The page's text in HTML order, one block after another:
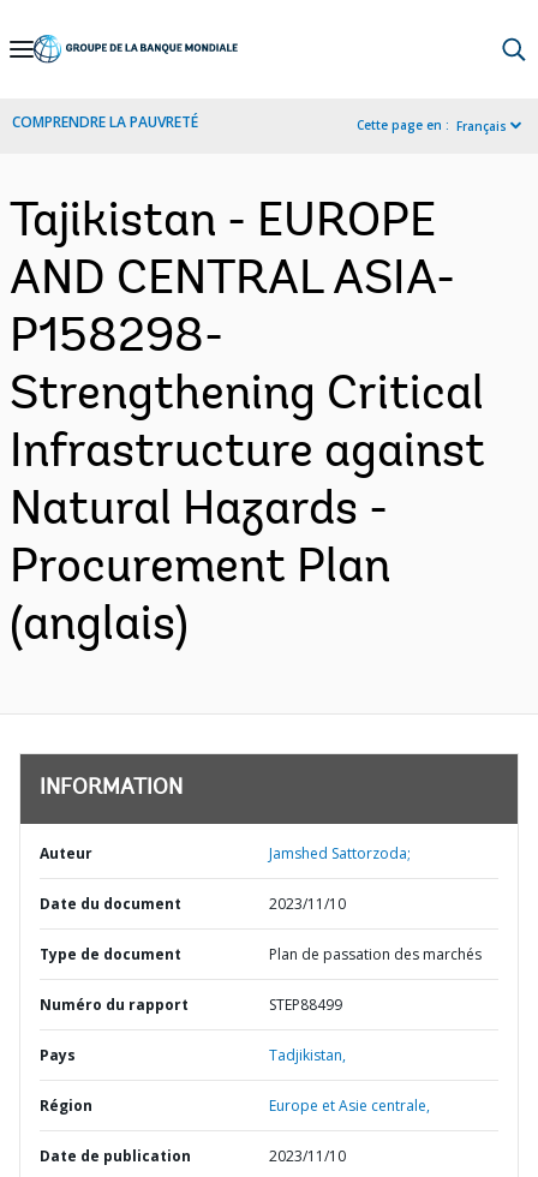
Skip
Navigation
COMPRENDRE LA PAUVRETÉ Cette page en : Français
Tajikistan - EUROPE
AND CENTRAL ASIA-
P158298-
Strengthening Critical
Infrastructure against
Natural Hazards -
Procurement Plan
(anglais)
INFORMATION
Auteur Jamshed Sattorzoda;
Date du document 2023/11/10
Type de document Plan de passation des marchés
Numéro du rapport STEP88499
Pays Tadjikistan,
Région Europe et Asie centrale,
Date de publication 2023/11/10